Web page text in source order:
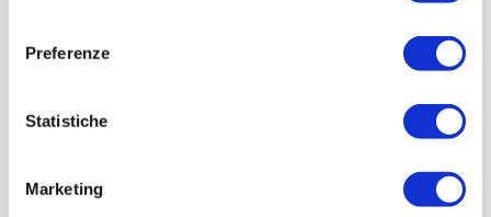
Preferenze
Statistiche
Marketing